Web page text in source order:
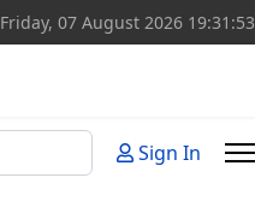
Friday, 07 August 2026 19:31:53
Sign In